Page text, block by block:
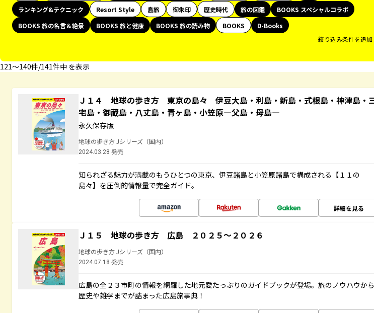
ランキング&テクニック
Resort Style 島旅 御朱印 歴史時代 旅の図鑑
BOOKS スペシャルコラボ
BOOKS 旅の名言＆絶景
BOOKS 旅と健康 BOOKS 旅の読み物 BOOKS
D-Books
絞り込み条件を追加
121〜140件/141件中 を表示
Ｊ１４ 地球の歩き方 東京の島々 伊豆大島・利島・新島・式根島・神津島・
宅島・御蔵島・八丈島・青ヶ島・小笠原―父島・母島―
永久保存版
地球の歩き方 Jシリーズ（国内）
2024.03.28 発売
知られざる魅力が満載のもうひとつの東京、伊豆諸島と小笠原諸島で構成される【１１の
島々】を圧倒的情報量で完全ガイド。
詳細を見る
Ｊ１５ 地球の歩き方 広島 ２０２５～２０２６
地球の歩き方 Jシリーズ（国内）
2024.07.18 発売
広島の全２３市町の情報を網羅した地元愛たっぷりのガイドブックが登場。旅のノウハウから
歴史や雑学までが詰まった広島旅事典！